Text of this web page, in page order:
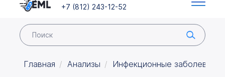
+7 (812) 243-12-52
Главная Анализы Инфекционные заболевания